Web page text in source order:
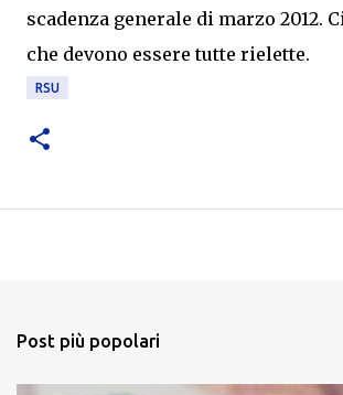
scadenza generale di marzo 2012.
che devono essere tutte rielette.
RSU
Post più popolari